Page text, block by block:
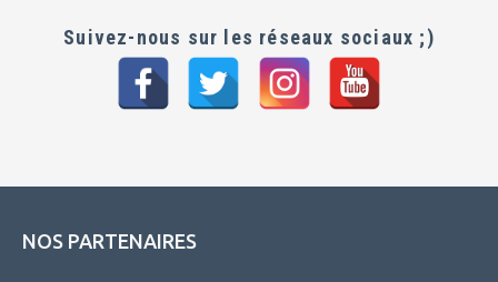
Suivez-nous sur les réseaux sociaux ;)
NOS PARTENAIRES